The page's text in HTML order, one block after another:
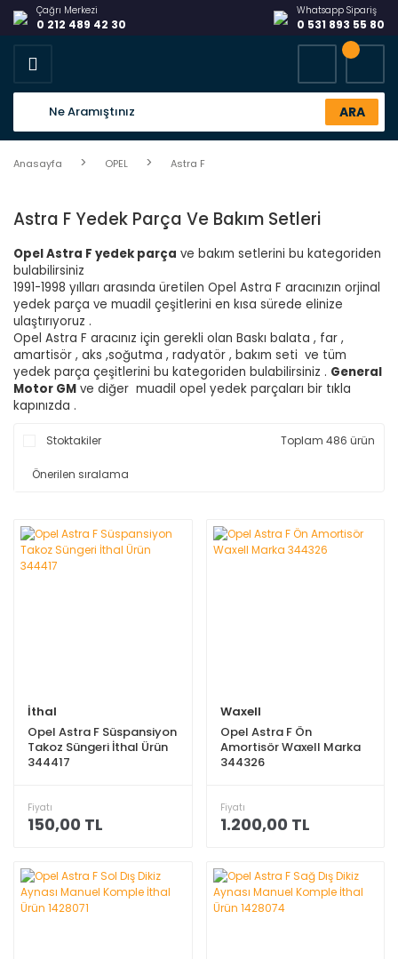
Çağrı Merkezi
0 212 489 42 30
Whatsapp Sipariş
0 531 893 55 80
ARA
Anasayfa OPEL Astra F
Astra F Yedek Parça Ve Bakım Setleri
Opel Astra F yedek parça ve bakım setlerini bu kategoriden
bulabilirsiniz
1991-1998 yılları arasında üretilen Opel Astra F aracınızın orjinal
yedek parça ve muadil çeşitlerini en kısa sürede elinize
ulaştırıyoruz .
Opel Astra F aracınız için gerekli olan Baskı balata , far ,
amartisör , aks ,soğutma , radyatör , bakım seti ve tüm
yedek parça çeşitlerini bu kategoriden bulabilirsiniz . General
Motor GM ve diğer muadil opel yedek parçaları bir tıkla
kapınızda .
Stoktakiler Toplam 486 ürün
İthal
Opel Astra F Süspansiyon
Takoz Süngeri İthal Ürün
344417
Fiyatı
150,00 TL
Waxell
Opel Astra F Ön
Amortisör Waxell Marka
344326
Fiyatı
1.200,00 TL